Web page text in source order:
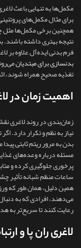
مکمل‌ها به‌ تنهایی باعث
برای مثال مکمل‌های
همچنین برخی مکمل‌ها مثل
نتیجه بهتری داشته باشند.
فرم بدنی ایده‌آل علاوه بر
بدنسازی برای مبتدیان
تغذیه صحیح همراه شوند،
اهمیت زمان در
زمان‌بندی در روند لاغری
نیاز به نظم و تکرار دارد.
بدن به مرور ریتم ثابتی
مسئله درباره وعده‌های
پرخوری جلوگیری کرده و
ساعات منظم شبانه تأثیر
همین دلیل، همان‌ طور که
می‌دهند، افرادی که به
رعایت کنند تا سریع‌تر به
لاغری ران پا و